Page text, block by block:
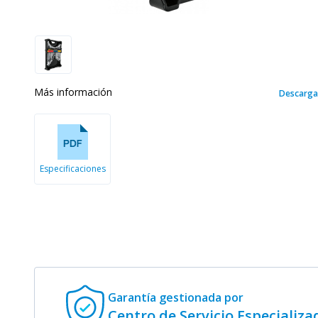
Más información
Especificaciones
Garantía gestionada por